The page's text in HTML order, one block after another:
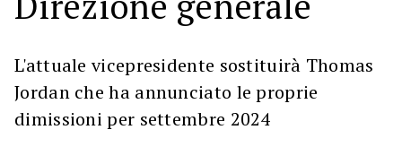
L'attuale vicepresidente sostituirà Thomas
Jordan che ha annunciato le proprie
dimissioni per settembre 2024